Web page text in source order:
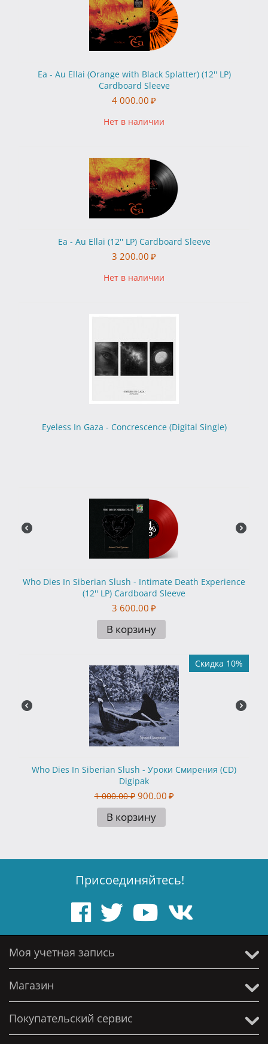
Ea - Au Ellai (Orange with Black Splatter) (12'' LP)
Cardboard Sleeve
4 000.00 ₽
Нет в наличии
Ea - Au Ellai (12'' LP) Cardboard Sleeve
3 200.00 ₽
Нет в наличии
Eyeless In Gaza - Concrescence (Digital Single)
Who Dies In Siberian Slush - Intimate Death Experience
(12'' LP) Cardboard Sleeve
3 600.00 ₽
В корзину
Скидка 10%
Who Dies In Siberian Slush - Уроки Смирения (CD)
Digipak
1 000.00 ₽ 900.00 ₽
В корзину
Присоединяйтесь!
Моя учетная запись
Магазин
Покупательский сервис